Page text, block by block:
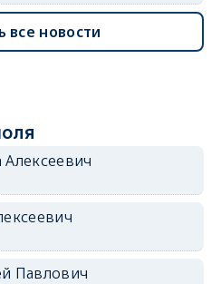
все новости
Павлович